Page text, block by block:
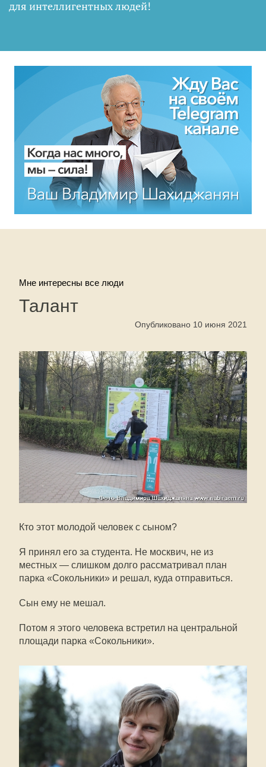
для интеллигентных людей!
Мне интересны все люди
Талант
Опубликовано 10 июня 2021
Кто этот молодой человек с сыном?
Я принял его за студента. Не москвич, не из
местных — слишком долго рассматривал план
парка «Сокольники» и решал, куда отправиться.
Сын ему не мешал.
Потом я этого человека встретил на центральной
площади парка «Сокольники».